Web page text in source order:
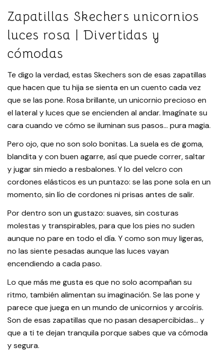
Zapatillas Skechers unicornios
luces rosa | Divertidas y
cómodas
Te digo la verdad, estas Skechers son de esas zapatillas
que hacen que tu hija se sienta en un cuento cada vez
que se las pone. Rosa brillante, un unicornio precioso en
el lateral y luces que se encienden al andar. Imagínate su
cara cuando ve cómo se iluminan sus pasos… pura magia.
Pero ojo, que no son solo bonitas. La suela es de goma,
blandita y con buen agarre, así que puede correr, saltar
y jugar sin miedo a resbalones. Y lo del velcro con
cordones elásticos es un puntazo: se las pone sola en un
momento, sin lío de cordones ni prisas antes de salir.
Por dentro son un gustazo: suaves, sin costuras
molestas y transpirables, para que los pies no suden
aunque no pare en todo el día. Y como son muy ligeras,
no las siente pesadas aunque las luces vayan
encendiendo a cada paso.
Lo que más me gusta es que no solo acompañan su
ritmo, también alimentan su imaginación. Se las pone y
parece que juega en un mundo de unicornios y arcoíris.
Son de esas zapatillas que no pasan desapercibidas… y
que a ti te dejan tranquila porque sabes que va cómoda
y segura.